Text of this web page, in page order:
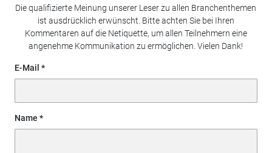
Die qualifizierte Meinung unserer Leser zu allen Branchenthemen
ist ausdrücklich erwünscht. Bitte achten Sie bei Ihren
Kommentaren auf die Netiquette, um allen Teilnehmern eine
angenehme Kommunikation zu ermöglichen. Vielen Dank!
E-Mail
Name